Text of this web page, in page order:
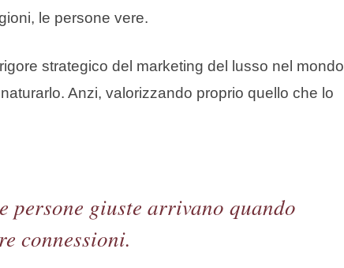
le persone vere.
strategico del marketing del lusso nel mondo
Anzi, valorizzando proprio quello che lo
persone giuste arrivano quando
connessioni.